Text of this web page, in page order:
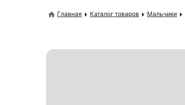
Главная Каталог товаров Мальчики